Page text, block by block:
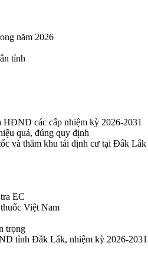
năm 2026
tỉnh
các cấp nhiệm kỳ 2026-2031
quả, đúng quy định
và thăm khu tái định cư tại Đắk Lắk
EC
Việt Nam
trọng
tỉnh Đắk Lắk, nhiệm kỳ 2026-2031